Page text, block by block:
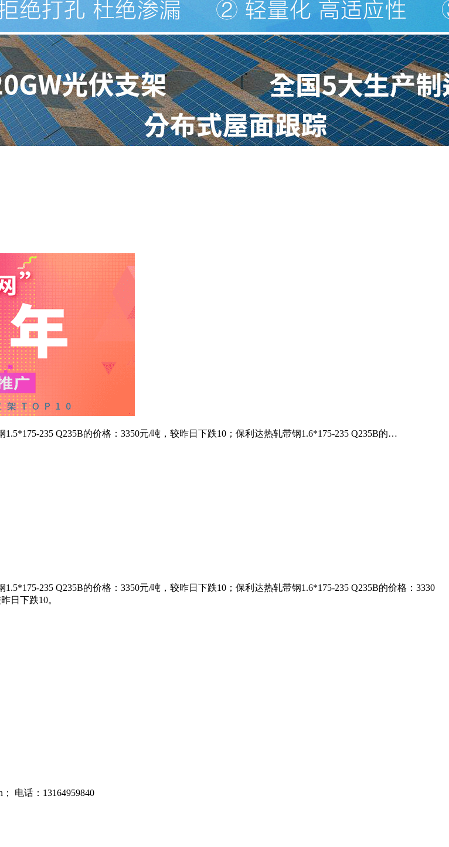
235 Q235B的价格：3350元/吨，较昨日下跌10；保利达热轧带钢1.6*175-235 Q235B的…
235 Q235B的价格：3350元/吨，较昨日下跌10；保利达热轧带钢1.6*175-235 Q235B的价格：3330
日下跌10。
电话：13164959840